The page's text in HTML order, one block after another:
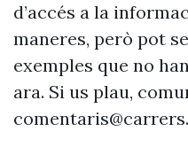
d’accés a la
maneres, però pot
exemples que no
ara. Si us plau,